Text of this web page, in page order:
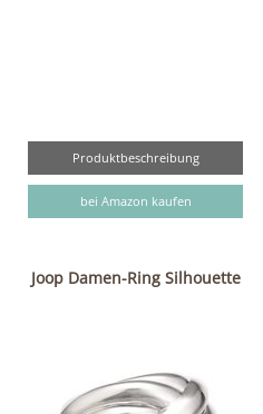
Produktbeschreibung
bei Amazon kaufen
Joop Damen-Ring Silhouette